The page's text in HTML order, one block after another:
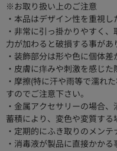
※お取り扱い上のご注意
・本品はデザイン性を重視し
・非常に引っ掛かりやすく
力が加わると破損する事があ
・装飾部分は形や色に個体差
・皮膚に痒みや刺激を感じた
・摩擦(特に汗や雨等で濡れ
すのでご注意下さい。
・金属アクセサリーの場合
蓄積により、変色や変質する
・定期的にふき取りのメンテ
・消毒液が製品に直接かかる